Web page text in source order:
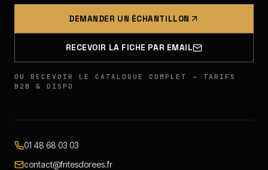
DEMANDER UN ÉCHANTILLON
RECEVOIR LA FICHE PAR EMAIL
OU RECEVOIR LE CATALOGUE COMPLET → TARIFS
B2B & DISPO
01 48 68 03 03
contact@fritesdorees.fr